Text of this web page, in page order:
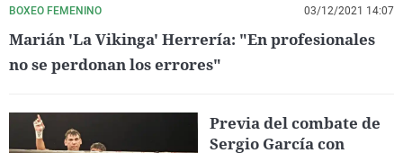
BOXEO FEMENINO 03/12/2021 14:07
Marián 'La Vikinga' Herrería: "En profesionales
no se perdonan los errores"
Previa del combate de
Sergio García con